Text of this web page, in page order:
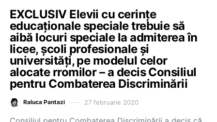
EXCLUSIV Elevii cu cerințe
educaționale speciale trebuie să
aibă locuri speciale la admiterea în
licee, școli profesionale și
universități, pe modelul celor
alocate rromilor – a decis Consiliul
pentru Combaterea Discriminării
Raluca Pantazi 27 februarie 2020